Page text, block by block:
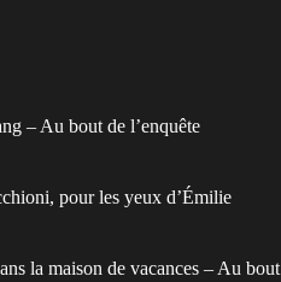
– Au bout de l’enquête
pour les yeux d’Émilie
la maison de vacances – Au bout